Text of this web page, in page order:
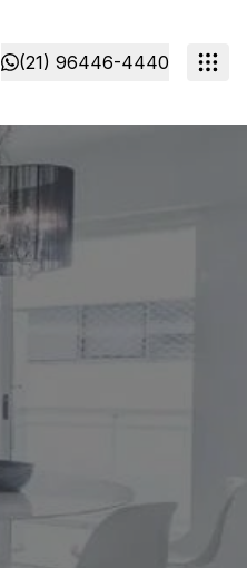
(21) 96446-4440